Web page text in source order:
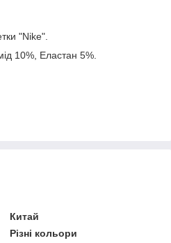
"Nike".
10%, Еластан 5%.
Китай
Різні кольори